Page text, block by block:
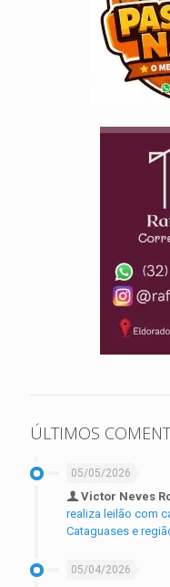
ÚLTIMOS
05/05/2026
Victor Neves
realiza leilão com
Cataguases e
05/04/2026